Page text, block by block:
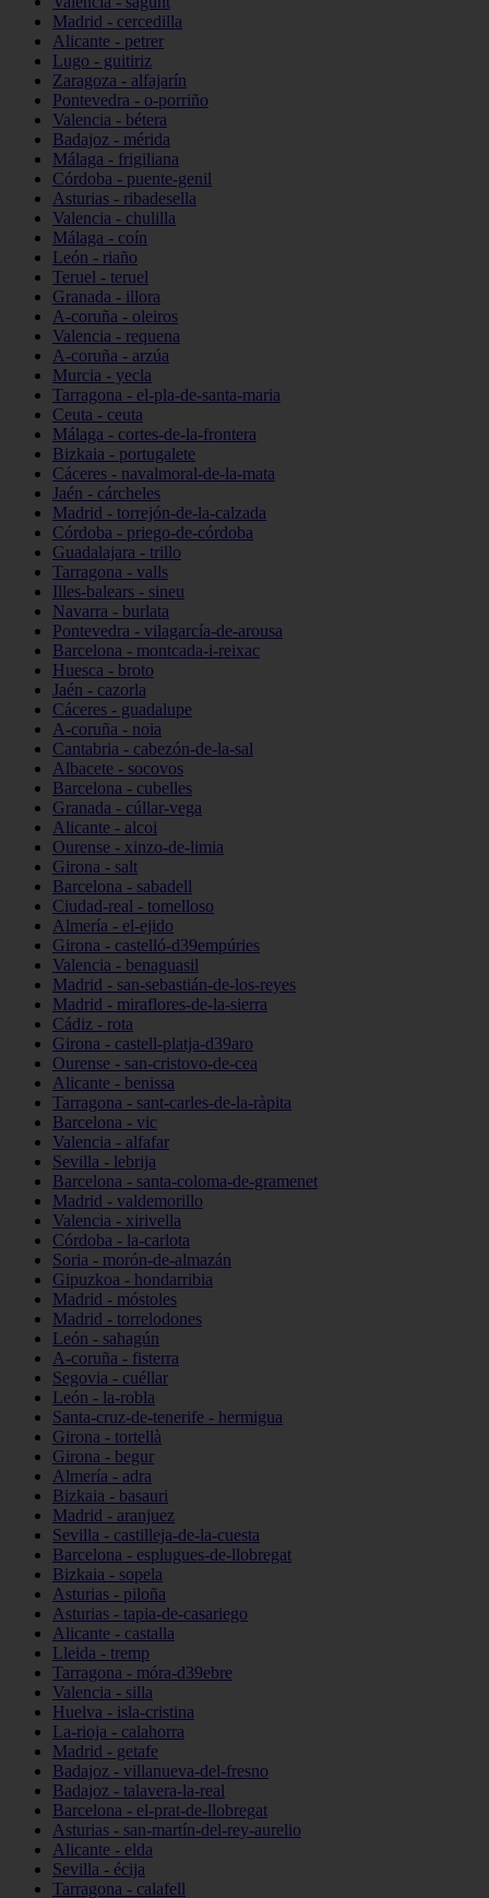
Madrid - cercedilla
Alicante - petrer
Lugo - guitiriz
Zaragoza - alfajarín
Pontevedra - o-porriño
Valencia - bétera
Badajoz - mérida
Málaga - frigiliana
Córdoba - puente-genil
Asturias - ribadesella
Valencia - chulilla
Málaga - coín
León - riaño
Teruel - teruel
Granada - illora
A-coruña - oleiros
Valencia - requena
A-coruña - arzúa
Murcia - yecla
Tarragona - el-pla-de-santa-maria
Ceuta - ceuta
Málaga - cortes-de-la-frontera
Bizkaia - portugalete
Cáceres - navalmoral-de-la-mata
Jaén - cárcheles
Madrid - torrejón-de-la-calzada
Córdoba - priego-de-córdoba
Guadalajara - trillo
Tarragona - valls
Illes-balears - sineu
Navarra - burlata
Pontevedra - vilagarcía-de-arousa
Barcelona - montcada-i-reixac
Huesca - broto
Jaén - cazorla
Cáceres - guadalupe
A-coruña - noia
Cantabria - cabezón-de-la-sal
Albacete - socovos
Barcelona - cubelles
Granada - cúllar-vega
Alicante - alcoi
Ourense - xinzo-de-limia
Girona - salt
Barcelona - sabadell
Ciudad-real - tomelloso
Almería - el-ejido
Girona - castelló-d39empúries
Valencia - benaguasil
Madrid - san-sebastián-de-los-reyes
Madrid - miraflores-de-la-sierra
Cádiz - rota
Girona - castell-platja-d39aro
Ourense - san-cristovo-de-cea
Alicante - benissa
Tarragona - sant-carles-de-la-ràpita
Barcelona - vic
Valencia - alfafar
Sevilla - lebrija
Barcelona - santa-coloma-de-gramenet
Madrid - valdemorillo
Valencia - xirivella
Córdoba - la-carlota
Soria - morón-de-almazán
Gipuzkoa - hondarribia
Madrid - móstoles
Madrid - torrelodones
León - sahagún
A-coruña - fisterra
Segovia - cuéllar
León - la-robla
Santa-cruz-de-tenerife - hermigua
Girona - tortellà
Girona - begur
Almería - adra
Bizkaia - basauri
Madrid - aranjuez
Sevilla - castilleja-de-la-cuesta
Barcelona - esplugues-de-llobregat
Bizkaia - sopela
Asturias - piloña
Asturias - tapia-de-casariego
Alicante - castalla
Lleida - tremp
Tarragona - móra-d39ebre
Valencia - silla
Huelva - isla-cristina
La-rioja - calahorra
Madrid - getafe
Badajoz - villanueva-del-fresno
Badajoz - talavera-la-real
Barcelona - el-prat-de-llobregat
Asturias - san-martín-del-rey-aurelio
Alicante - elda
Sevilla - écija
Tarragona - calafell